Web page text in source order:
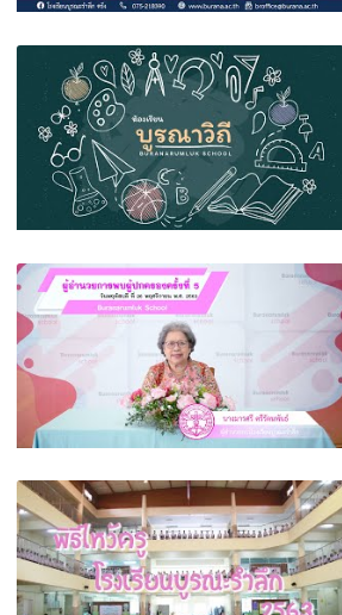
กิจกรรมหนูทำได้ ระดับอนุบาล ภาคเรียนที่
2/2563
BR Source: EP.2 ห้องเรียนบูรณาวิถี โรงเรียน
บูรณะรำลึก
ผู้อำนวยการพบผู้ปกครอง ครั้งที่ 5 (เตรียม
ความพร้อมสำหรับการเปิดภาคเรียนที่ 2 ปีการ
ศึกษา 2563)